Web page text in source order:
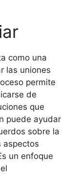
como una
las uniones
permite
de
que
puede ayudar
sobre la
aspectos
un enfoque